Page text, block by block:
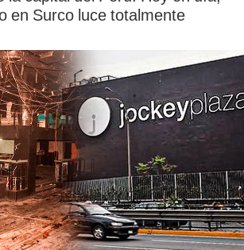
en Surco luce totalmente